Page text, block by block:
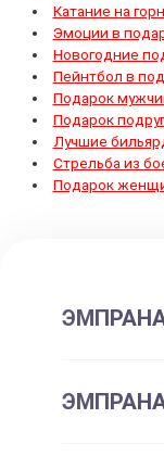
Катание на
Эмоции в
Новогодние
Пейнтбол в
Подарок
Подарок
Лучшие
Стрельба из
Подарок
Все